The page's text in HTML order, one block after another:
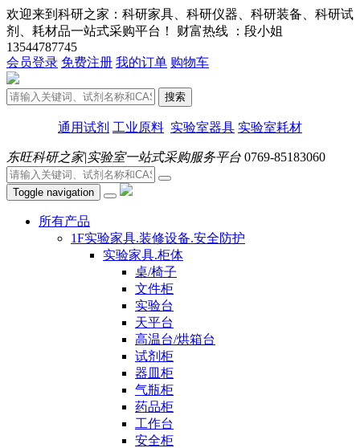
欢迎来到科研之家：科研家具、科研仪器、科研装备、科研试
剂、耗材品一站式采购平台！ 财富热线 ：段小姐
13544787745
会员登录 免费注册 我的订单 购物车
搜索
通用试剂 工业原料 实验室器具 实验室耗材
东旺科研之家|实验室一站式采购服务平台 0769-85183060
Toggle navigation
所有产品
1F实验家具.装修设备.安全防护
实验家具.柜体
桌/椅子
文件柜
实验台
天平台
高温台/烘箱台
试剂柜
器皿柜
气瓶柜
药品柜
工作台
安全柜